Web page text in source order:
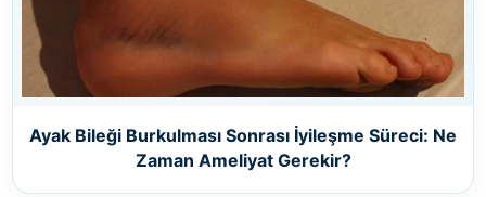
Ayak Bileği Burkulması Sonrası İyileşme Süreci: Ne
Zaman Ameliyat Gerekir?